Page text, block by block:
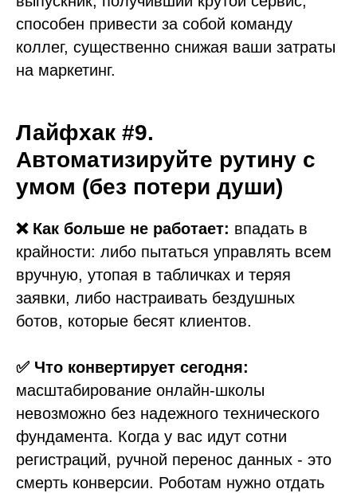
способен привести за собой команду
коллег, существенно снижая ваши затраты
на маркетинг.
Лайфхак #9.
Автоматизируйте рутину с
умом (без потери души)
❌ Как больше не работает: впадать в
крайности: либо пытаться управлять всем
вручную, утопая в табличках и теряя
заявки, либо настраивать бездушных
ботов, которые бесят клиентов.
✅ Что конвертирует сегодня:
масштабирование онлайн-школы
невозможно без надежного технического
фундамента. Когда у вас идут сотни
регистраций, ручной перенос данных - это
смерть конверсии. Роботам нужно отдать